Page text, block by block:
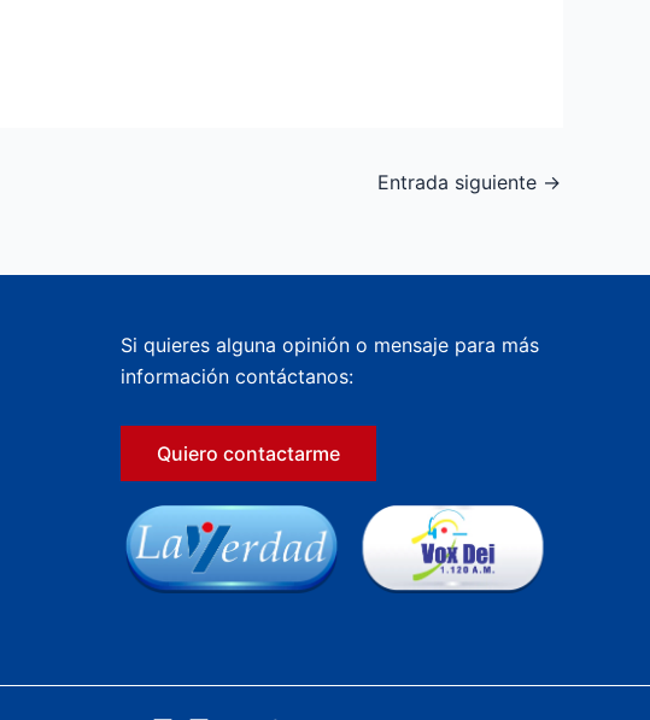
Entrada siguiente →
Si quieres alguna opinión o mensaje para más
información contáctanos:
Quiero contactarme